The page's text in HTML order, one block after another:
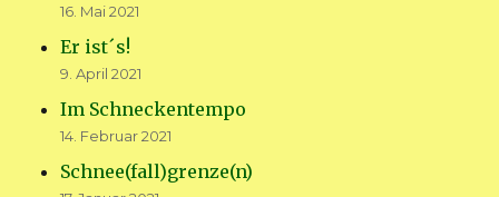
16. Mai 2021
Er ist´s!
9. April 2021
Im Schneckentempo
14. Februar 2021
Schnee(fall)grenze(n)